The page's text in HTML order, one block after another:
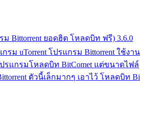
ม Bittorrent ยอดฮิต โหลดบิท ฟรี) 3.6.0
รม uTorrent โปรแกรม Bittorrent ใช้งาน
รแกรมโหลดบิท BitComet แต่ขนาดไฟล์
ตัวนี้เล็กมากๆ เอาไว้ โหลดบิท Bi